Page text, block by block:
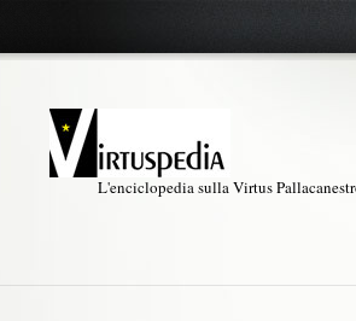
L'enciclopedia sulla Virtus